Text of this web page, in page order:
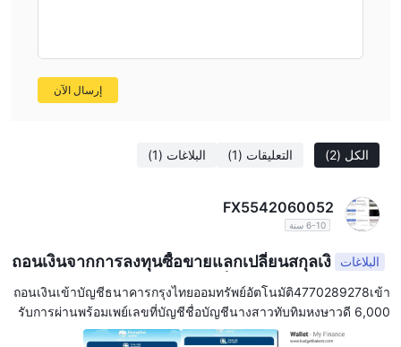
مما قد يترك للمتداولين طرقًا محدودة للرجوع في حالة الخلافات أو
أصول التداول الشائعة الأخرى مثل الفوركس والأسهم والعملات المشفرة.
قد يؤدي هذا العرض المحدود إلى ردع المتداولين الذين يبحثون عن محفظة
موقع غامض
HUA SENG HENGموقع الويب الخاص بـ "، للأسف ، متاح باللغة
التايلاندية فقط ، مما قد يفرض تحديات على العملاء الدوليين الذين يسعون
للحصول على المعلومات والمشاركة. مع حصرية موقع الويب للتايلاندية ،
قد يواجه المتحدثون غير التايلانديين صعوبات في التنقل في النظام
الأساسي ، وفهم الخدمات المقدمة ، والوصول إلى التفاصيل المهمة.
الكل (2) التعليقات (1) البلاغات (1)
FX5542060052
6-10 سنة
البلاغات
ถอนเงิน​จาก​การลงทุน​ซื้อขาย​แลกเปลี่ยน​สกุล​เงิ
น​ต่างประเทศ​และ​ในประเทศ​แพ็คเก​จทัวร์​โปรแกรม​ทัวร์​
ออสเตรเลีย​นิวซีแลนด์​และ​ในประเทศ​
ถอน​เงิน​เข้าบัญชี​ธนาคาร​กรุงไทย​ออมทรัพย์​อัตโนมัติ​4770289278​เข้า​
รับ​การผ่า​น​พร้อม​เพย์​เลขที่​บัญชี​ชื่อ​บัญชี​นางสาว​ทับทิม​หง​ษา​วดี 6,000​
إرسال الآن